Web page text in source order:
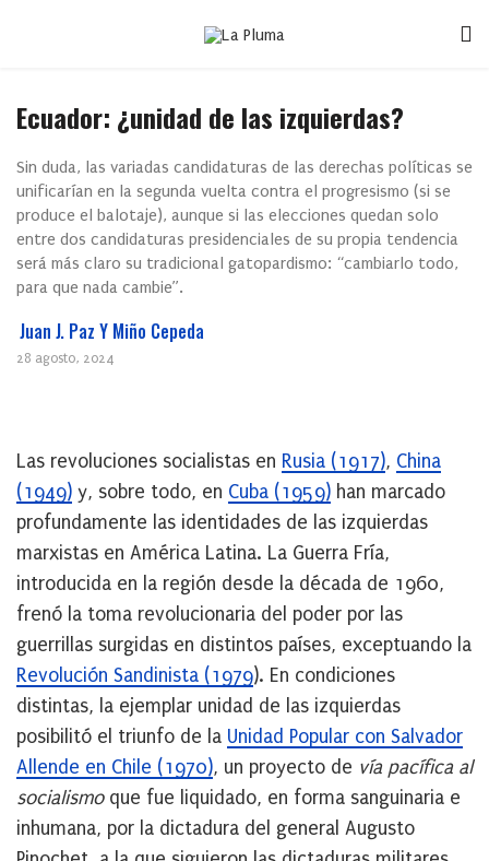
Ecuador: ¿unidad de las izquierdas?
Sin duda, las variadas candidaturas de las derechas políticas se
unificarían en la segunda vuelta contra el progresismo (si se
produce el balotaje), aunque si las elecciones quedan solo
entre dos candidaturas presidenciales de su propia tendencia
será más claro su tradicional gatopardismo: “cambiarlo todo,
para que nada cambie”.
Juan J. Paz Y Miño Cepeda
28 agosto, 2024
Las revoluciones socialistas en Rusia (1917), China
(1949) y, sobre todo, en Cuba (1959) han marcado
profundamente las identidades de las izquierdas
marxistas en América Latina. La Guerra Fría,
introducida en la región desde la década de 1960,
frenó la toma revolucionaria del poder por las
guerrillas surgidas en distintos países, exceptuando la
Revolución Sandinista (1979). En condiciones
distintas, la ejemplar unidad de las izquierdas
posibilitó el triunfo de la Unidad Popular con Salvador
Allende en Chile (1970), un proyecto de vía pacífica al
socialismoque fue liquidado, en forma sanguinaria e
inhumana, por la dictadura del general Augusto